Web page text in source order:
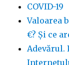
COVID-19
Valoarea
€? Și ce
Adevărul.